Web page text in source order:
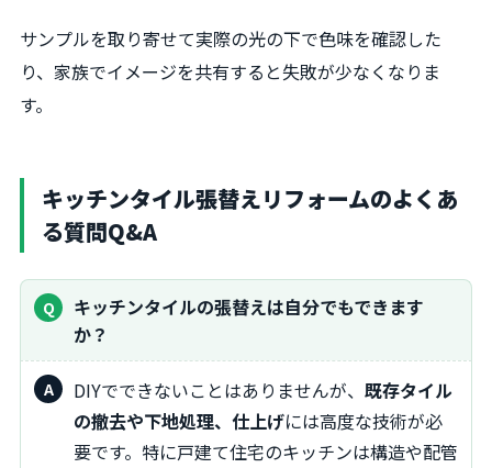
サンプルを取り寄せて実際の光の下で色味を確認した
り、家族でイメージを共有すると失敗が少なくなりま
す。
キッチンタイル張替えリフォームのよくあ
る質問Q&A
キッチンタイルの張替えは自分でもできます
か？
DIYでできないことはありませんが、 既存タイル
の撤去や下地処理、仕上げには高度な技術が必
要です。特に戸建て住宅のキッチンは構造や配管